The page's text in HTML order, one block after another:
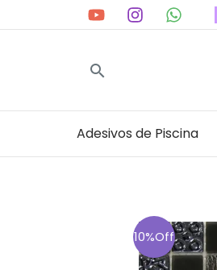
para
Pesquisar
Adesivos de Piscina
10%Off